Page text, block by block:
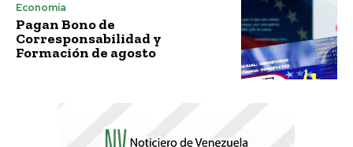
Economía
Pagan Bono de
Corresponsabilidad y
Formación de agosto